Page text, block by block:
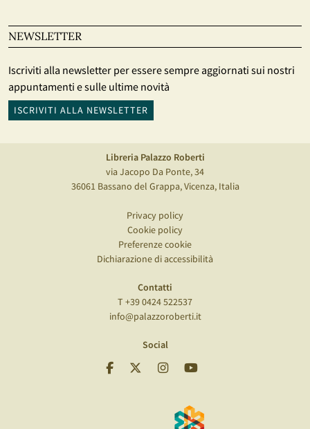
NEWSLETTER
Iscriviti alla newsletter per essere sempre aggiornati sui nostri
appuntamenti e sulle ultime novità
ISCRIVITI ALLA NEWSLETTER
Libreria Palazzo Roberti
via Jacopo Da Ponte, 34
36061 Bassano del Grappa, Vicenza, Italia
Privacy policy
Cookie policy
Preferenze cookie
Dichiarazione di accessibilità
Contatti
T +39 0424 522537
info@palazzoroberti.it
Social